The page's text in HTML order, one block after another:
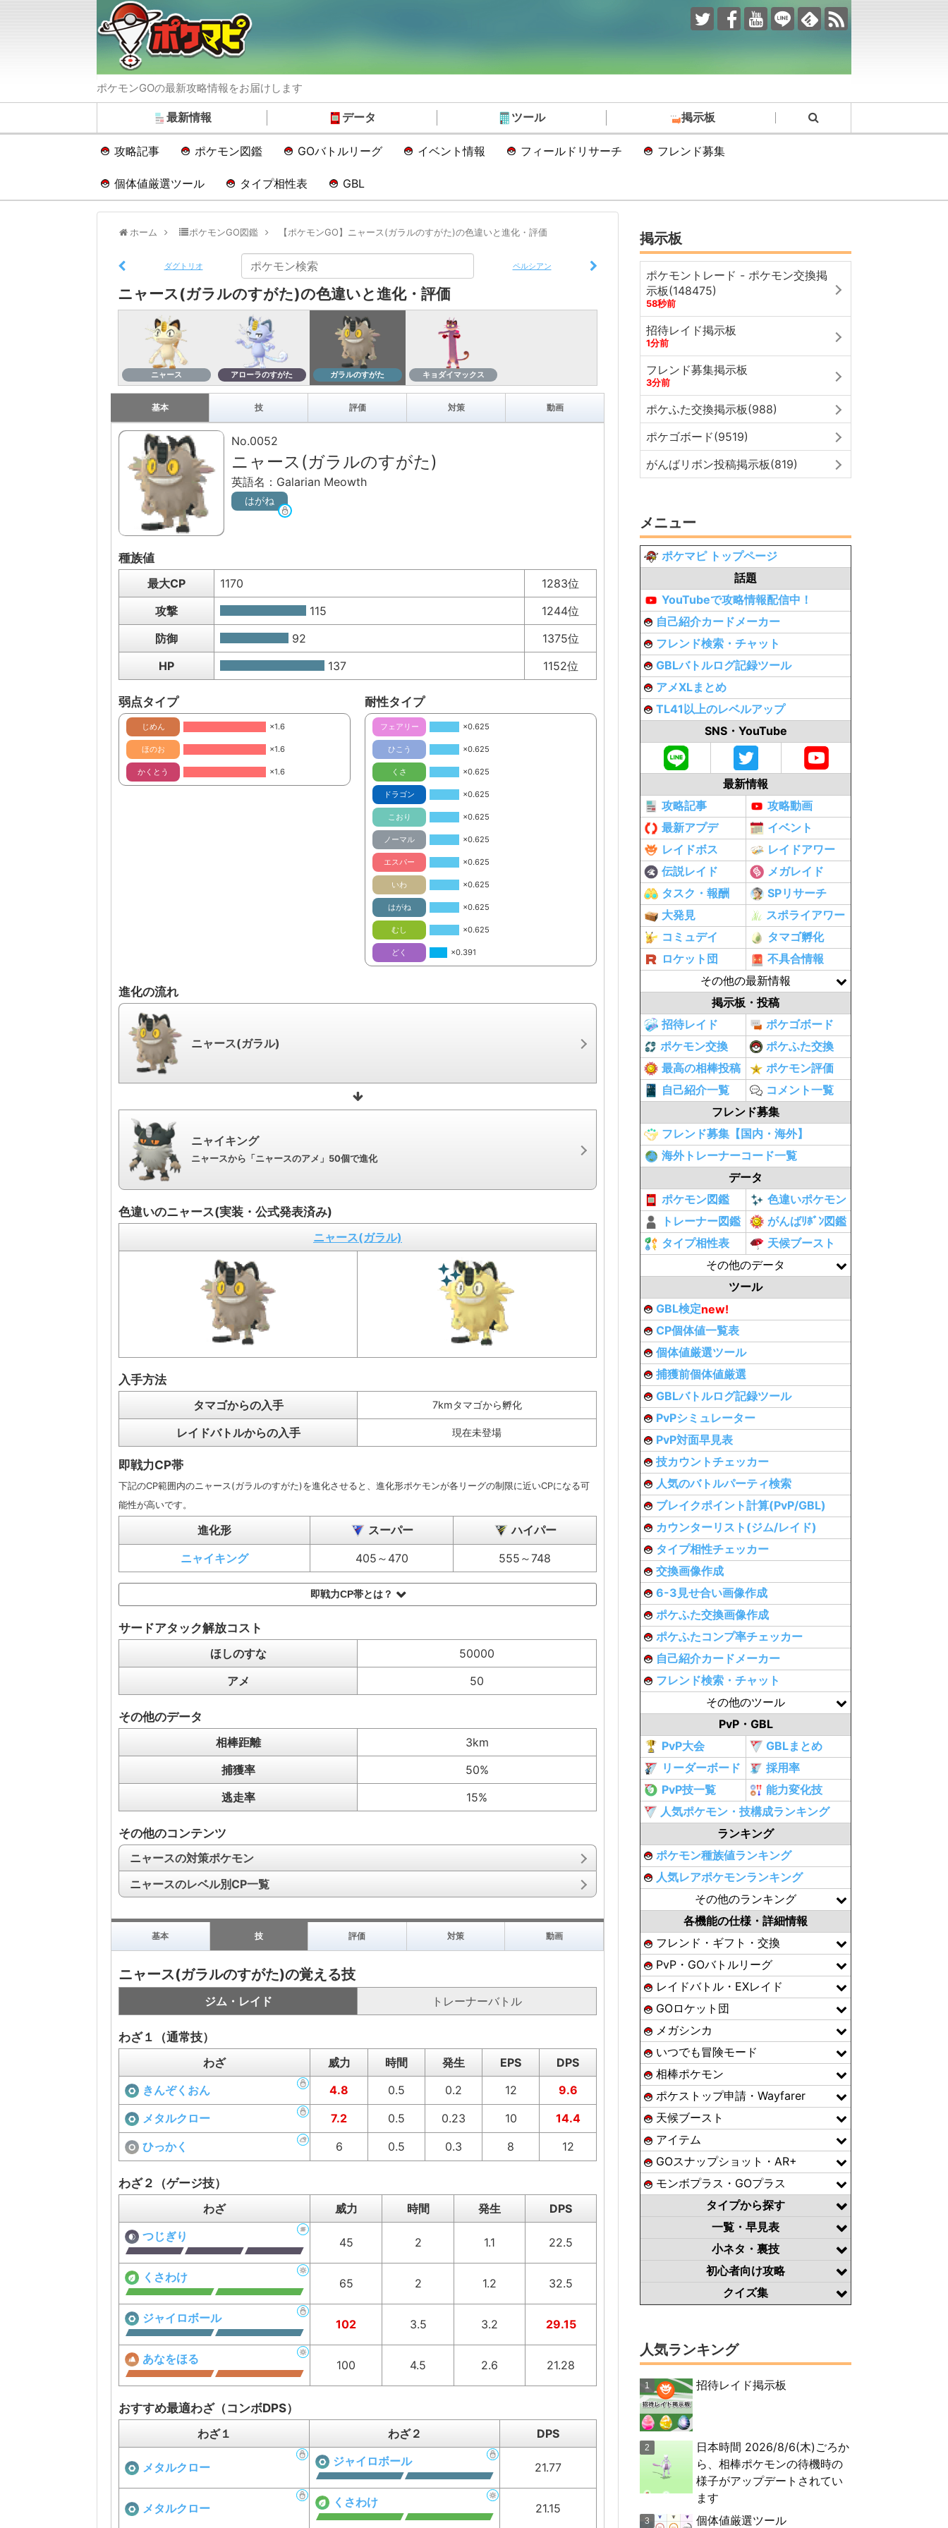
ポケモンGOの最新攻略情報をお届けします
最新情報 データ ツール 掲示板
攻略記事 ポケモン図鑑 GOバトルリーグ イベント情報 フィールドリサーチ フレンド募集
個体値厳選ツール タイプ相性表 GBL
ホーム ポケモンGO図鑑 【ポケモンGO】ニャース(ガラルのすがた)の色違いと進化・評価
ダグトリオ ペルシアン
ニャース(ガラルのすがた)の色違いと進化・評価
ニャース アローラのすがた ガラルのすがた キョダイマックス
基本 技 評価 対策 動画
No.0052
ニャース(ガラルのすがた)
英語名：Galarian Meowth
はがね
種族値
最大CP
1170
1283位
攻撃
115
1244位
防御
92
1375位
HP
137 1152位
弱点タイプ
じめん ×1.6
ほのお ×1.6
かくとう ×1.6
耐性タイプ
フェアリー ×0.625
ひこう ×0.625
くさ ×0.625
ドラゴン ×0.625
こおり ×0.625
ノーマル ×0.625
エスパー ×0.625
いわ ×0.625
はがね ×0.625
むし ×0.625
どく ×0.391
進化の流れ
ニャース(ガラル)
ニャイキング
ニャースから「ニャースのアメ」50個で進化
色違いのニャース(実装・公式発表済み)
ニャース(ガラル)
入手方法
タマゴからの入手
7kmタマゴから孵化
レイドバトルからの入手 現在未登場
即戦力CP帯
下記のCP範囲内のニャース(ガラルのすがた)を進化させると、進化形ポケモンが各リーグの制限に近いCPになる可
能性が高いです。
進化形 スーパー
ハイパー
ニャイキング
405～470 555～748
即戦力CP帯とは？
サードアタック解放コスト
ほしのすな
50000
アメ
50
その他のデータ
相棒距離
3km
捕獲率
50%
逃走率
15%
その他のコンテンツ
ニャースの対策ポケモン
ニャースのレベル別CP一覧
基本 技 評価 対策 動画
ニャース(ガラルのすがた)の覚える技
ジム・レイド トレーナーバトル
わざ１（通常技）
わざ
威力 時間 発生 EPS
DPS
きんぞくおん
4.8 0.5 0.2 12
9.6
メタルクロー
7.2 0.5 0.23 10
14.4
ひっかく
6 0.5 0.3 8 12
わざ２（ゲージ技）
わざ
威力 時間 発生
DPS
つじぎり
45 2 1.1 22.5
くさわけ 65 2 1.2 32.5
ジャイロボール 102 3.5 3.2 29.15
あなをほる 100 4.5 2.6 21.28
おすすめ最適わざ（コンボDPS）
わざ１
わざ２ DPS
メタルクロー ジャイロボール 21.77
メタルクロー くさわけ 21.15
掲示板
ポケモントレード - ポケモン交換掲
示板(148475)
58秒前
招待レイド掲示板
1分前
フレンド募集掲示板
3分前
ポケふた交換掲示板(988)
ポケゴボード(9519)
がんばリボン投稿掲示板(819)
メニュー
ポケマピ トップページ
話題
YouTubeで攻略情報配信中！
自己紹介カードメーカー
フレンド検索・チャット
GBLバトルログ記録ツール
アメXLまとめ
TL41以上のレベルアップ
SNS・YouTube
最新情報
攻略記事
攻略動画
最新アプデ
イベント
レイドボス
レイドアワー
伝説レイド
メガレイド
タスク・報酬
SPリサーチ
大発見
スポライアワー
コミュデイ
タマゴ孵化
ロケット団
不具合情報
その他の最新情報
掲示板・投稿
招待レイド
ポケゴボード
ポケモン交換
ポケふた交換
最高の相棒投稿
ポケモン評価
自己紹介一覧
コメント一覧
フレンド募集
フレンド募集【国内・海外】
海外トレーナーコード一覧
データ
ポケモン図鑑
色違いポケモン
トレーナー図鑑
がんばﾘﾎﾞﾝ図鑑
タイプ相性表
天候ブースト
その他のデータ
ツール
GBL検定new!
CP個体値一覧表
個体値厳選ツール
捕獲前個体値厳選
GBLバトルログ記録ツール
PvPシミュレーター
PvP対面早見表
技カウントチェッカー
人気のバトルパーティ検索
ブレイクポイント計算(PvP/GBL)
カウンターリスト(ジム/レイド)
タイプ相性チェッカー
交換画像作成
6-3見せ合い画像作成
ポケふた交換画像作成
ポケふたコンプ率チェッカー
自己紹介カードメーカー
フレンド検索・チャット
その他のツール
PvP・GBL
PvP大会
GBLまとめ
リーダーボード
採用率
PvP技一覧
能力変化技
人気ポケモン・技構成ランキング
ランキング
ポケモン種族値ランキング
人気レアポケモンランキング
その他のランキング
各機能の仕様・詳細情報
フレンド・ギフト・交換
PvP・GOバトルリーグ
レイドバトル・EXレイド
GOロケット団
メガシンカ
いつでも冒険モード
相棒ポケモン
ポケストップ申請・Wayfarer
天候ブースト
アイテム
GOスナップショット・AR+
モンボプラス・GOプラス
タイプから探す
一覧・早見表
小ネタ・裏技
初心者向け攻略
クイズ集
人気ランキング
招待レイド掲示板
日本時間 2026/8/6(木)ごろか
ら、相棒ポケモンの待機時の
様子がアップデートされてい
ます
個体値厳選ツール